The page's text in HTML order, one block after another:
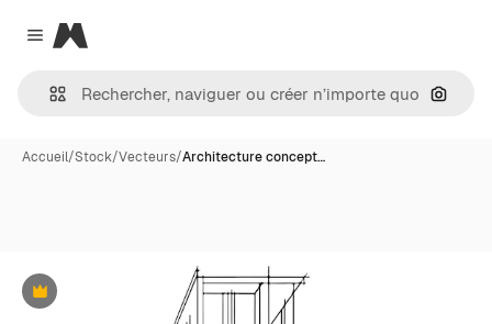
Close menu
Magnific
Accueil/Stock/Vecteurs/Architecture concept…
Premium